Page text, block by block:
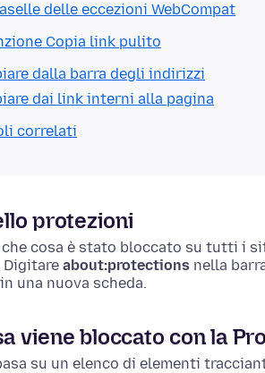
delle eccezioni WebCompat
Copia link pulito
dalla barra degli indirizzi
dai link interni alla pagina
correlati
protezioni
che cosa è stato bloccato su tutti i
Digitare about:protections nella
in una nuova scheda.
viene bloccato con la
su un elenco di elementi